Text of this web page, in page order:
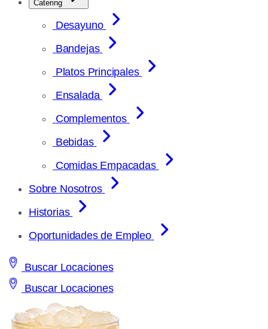
Catering
Desayuno
Bandejas
Platos Principales
Ensalada
Complementos
Bebidas
Comidas Empacadas
Sobre Nosotros
Historias
Oportunidades de Empleo
Buscar Locaciones
Buscar Locaciones